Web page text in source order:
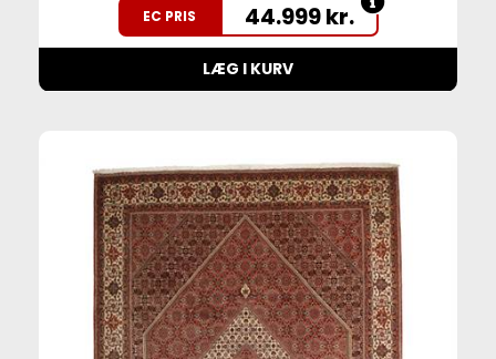
EC PRIS 44.999kr.
LÆG I KURV